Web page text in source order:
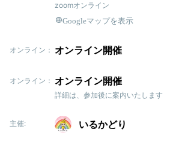
zoomオンライン
Googleマップを表示
オンライン： オンライン開催
オンライン： オンライン開催
詳細は、参加後に案内いたします
主催: いるかどり